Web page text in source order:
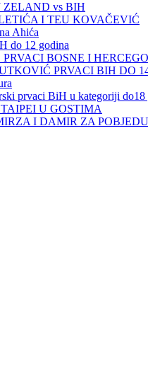
ZELAND vs BIH
I TEU KOVAČEVIĆ
Ahića
do 12 godina
BOSNE I
PRVACI BIH DO
prvaci BiH u kategoriji do18
U GOSTIMA
I DAMIR ZA POBJEDU